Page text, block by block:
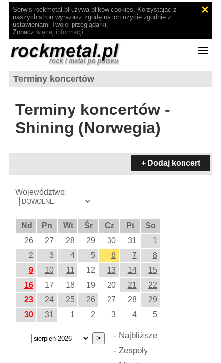
Serwis rockmetal.pl używa plików cookies. Korzystając z
naszych stron wyrażasz zgodę na ich użycie zgodnie z
ustawieniami Twojej przeglądarki.
Zobacz więcej informacji.
Terminy koncertów
Terminy koncertów -
Shining (Norwegia)
+ Dodaj koncert
Województwo:
Nd Pn Wt Śr Cz Pt
So
26
27 28 29 30 31
1
2
3 4 5 6 7
8
9
10 11 12 13 14
15
16
17 18 19 20 21
22
23
24 25 26 27 28
29
30
31 1 2 3 4 5
- Najbliższe
- Zespoły